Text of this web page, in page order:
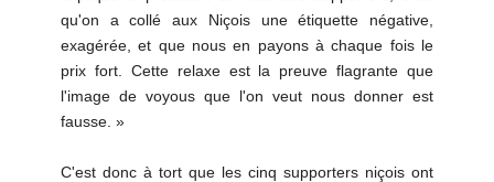
qu'on a collé aux Niçois une étiquette négative,
exagérée, et que nous en payons à chaque fois le
prix fort. Cette relaxe est la preuve flagrante que
l'image de voyous que l'on veut nous donner est
fausse. »
C'est donc à tort que les cinq supporters niçois ont